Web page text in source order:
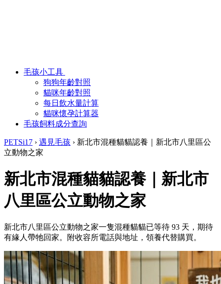
毛孩小工具
狗狗年齡對照
貓咪年齡對照
每日飲水量計算
貓咪懷孕計算器
毛孩飼料成分查詢
PETSi17 › 遇見毛孩 › 新北市混種貓貓認養｜新北市八里區公
立動物之家
新北市混種貓貓認養｜新北市
八里區公立動物之家
新北市八里區公立動物之家一隻混種貓貓已等待 93 天，期待
有緣人帶牠回家。附收容所電話與地址，領養代替購買。